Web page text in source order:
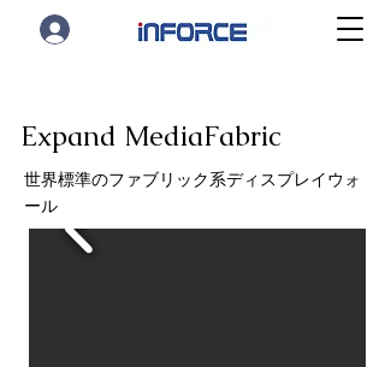
Expand MediaFabric
世界標準のファブリック系ディスプレイウォ
ール